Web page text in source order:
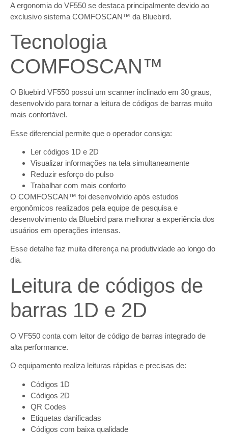
A ergonomia do VF550 se destaca principalmente devido ao
exclusivo sistema COMFOSCAN™ da Bluebird.
Tecnologia
COMFOSCAN™
O Bluebird VF550 possui um scanner inclinado em 30 graus,
desenvolvido para tornar a leitura de códigos de barras muito
mais confortável.
Esse diferencial permite que o operador consiga:
Ler códigos 1D e 2D
Visualizar informações na tela simultaneamente
Reduzir esforço do pulso
Trabalhar com mais conforto
O COMFOSCAN™ foi desenvolvido após estudos
ergonômicos realizados pela equipe de pesquisa e
desenvolvimento da Bluebird para melhorar a experiência dos
usuários em operações intensas.
Esse detalhe faz muita diferença na produtividade ao longo do
dia.
Leitura de códigos de
barras 1D e 2D
O VF550 conta com leitor de código de barras integrado de
alta performance.
O equipamento realiza leituras rápidas e precisas de:
Códigos 1D
Códigos 2D
QR Codes
Etiquetas danificadas
Códigos com baixa qualidade